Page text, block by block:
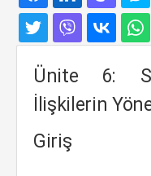
Ünite 6:
İlişkilerin
Giriş